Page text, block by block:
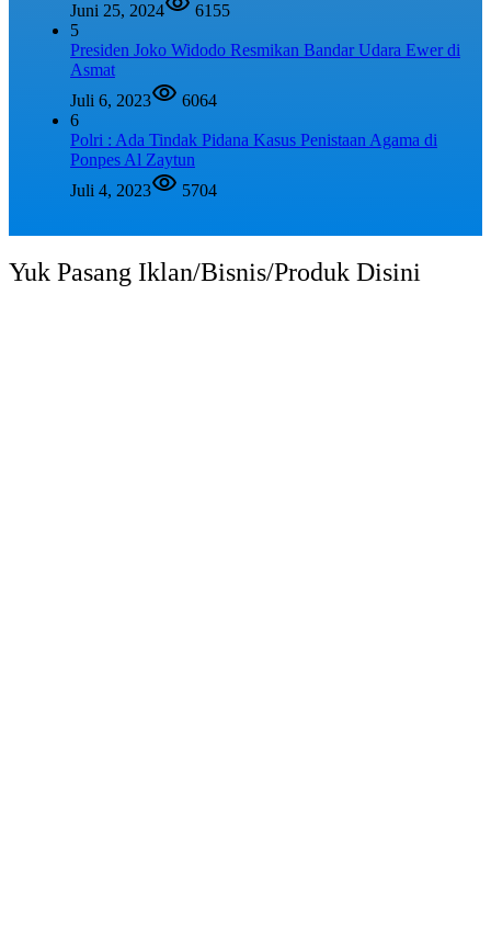
Juni 25, 2024
6155
5
Presiden Joko Widodo Resmikan Bandar Udara Ewer di
Asmat
Juli 6, 2023
6064
6
Polri : Ada Tindak Pidana Kasus Penistaan Agama di
Ponpes Al Zaytun
Juli 4, 2023
5704
Yuk Pasang Iklan/Bisnis/Produk Disini